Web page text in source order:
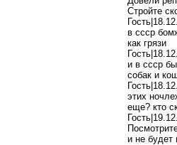
Стройте
в ссср
как грязи
и в ссср
собак и
этих
еще? кто
и не будет